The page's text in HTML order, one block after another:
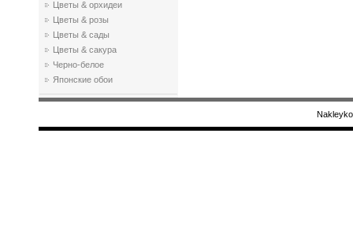
Цветы & орхидеи
Цветы & розы
Цветы & сады
Цветы & сакура
Черно-белое
Японские обои